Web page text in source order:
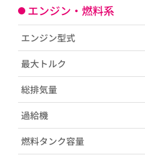
エンジン・燃料系
エンジン型式
最大トルク
総排気量
過給機
燃料タンク容量